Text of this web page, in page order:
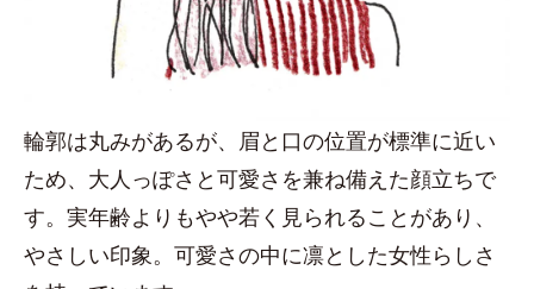
輪郭は丸みがあるが、眉と口の位置が標準に近い
ため、大人っぽさと可愛さを兼ね備えた顔立ちで
す。実年齢よりもやや若く見られることがあり、
やさしい印象。可愛さの中に凛とした女性らしさ